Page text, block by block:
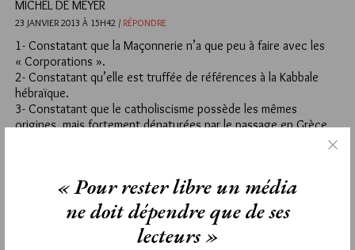
MICHEL DE MEYER
23 JANVIER 2013 À 15H42 / RÉPONDRE
1- Constatant que la Maçonnerie n’a que peu à faire avec les
« Corporations ».
2- Constatant qu’elle est truffée de références à la Kabbale
hébraïque.
3- Constatant que le catholiscisme possède les mêmes
origines, mais fortement dénaturées par le passage en Grèce,
système « 33 » seraient plus compréhensibles et logiques en
étant traduits en Kabbale. J’ai écrit plusieus textes à ce sujet.
Baudouin sait où me trouver.
« Pour rester libre un média
ne doit dépendre que de ses
lecteurs »